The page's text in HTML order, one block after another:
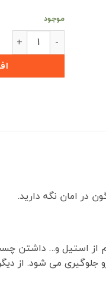
موجود
پارکابی طرح چرم HAVAL H6 HEV (بسته 4 عددی) عدد
در امان نگه دارید.
اعم از استیل و…
می شود. از